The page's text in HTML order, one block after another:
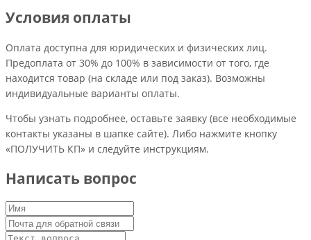
Условия оплаты
Оплата доступна для юридических и физических лиц.
Предоплата от 30% до 100% в зависимости от того, где
находится товар (на складе или под заказ). Возможны
индивидуальные варианты оплаты.
Чтобы узнать подробнее, оставьте заявку (все необходимые
контакты указаны в шапке сайте). Либо нажмите кнопку
«ПОЛУЧИТЬ КП» и следуйте инструкциям.
Написать вопрос